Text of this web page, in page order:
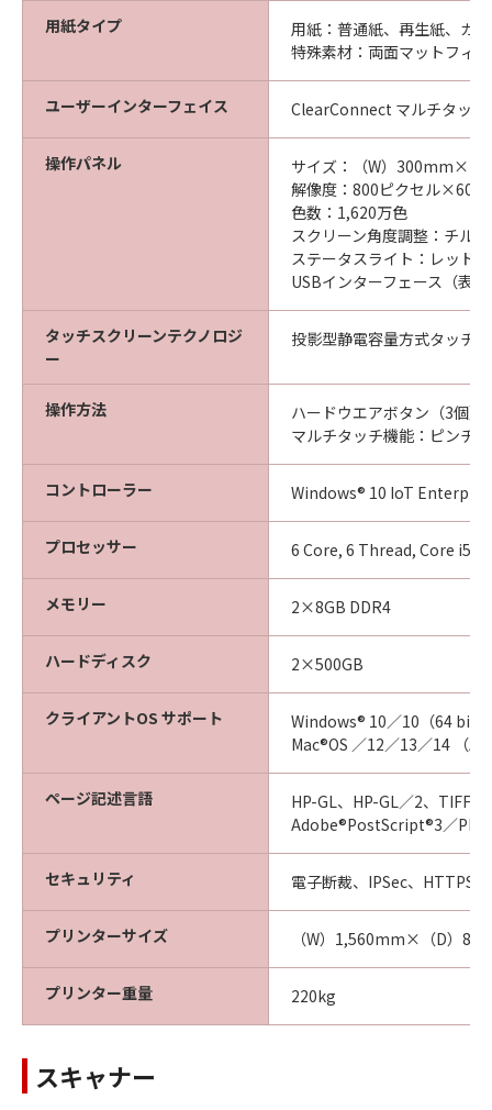
用紙タイプ
用紙：普通紙、再生紙、カ
特殊素材：両面マットフィ
ユーザーインターフェイス ClearConnect マルチタッチ
操作パネル
サイズ：（W）300mm×（
解像度：800ピクセル×600
色数：1,620万色
スクリーン角度調整：チル
ステータスライト：レッド
USBインターフェース（表
タッチスクリーンテクノロジ
ー
投影型静電容量方式タッチ
操作方法
ハードウエアボタン（3個
マルチタッチ機能：ピンチ
コントローラー Windows® 10 IoT
プロセッサー 6 Core, 6 Thread, Core i5-
メモリー 2×8GB DDR4
ハードディスク 2×500GB
クライアントOS サポート
Windows® 10／10（64 bit
Mac®OS ／12／13／14 （
ページ記述言語
HP-GL、HP-GL／2、TIFF
Adobe®PostScript®3／PDF
セキュリティ 電子断裁、IPSec、HTTPS
プリンターサイズ （W）1,560mm×（D）
プリンター重量 220kg
スキャナー